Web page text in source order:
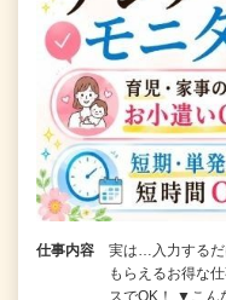
仕事内容
実は…入力するだ
もらえるお得な
スでOK！ ▼こん